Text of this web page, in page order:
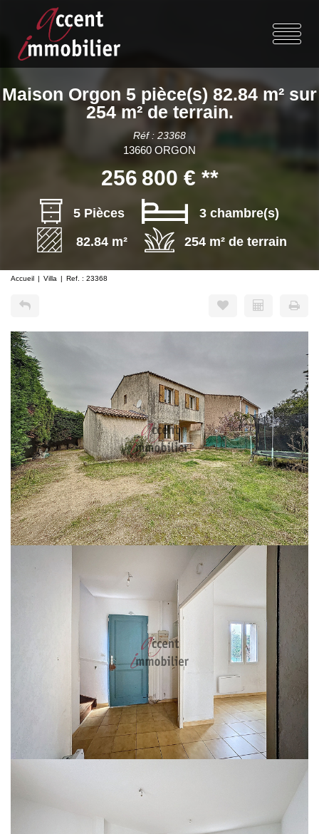
Maison Orgon 5 pièce(s) 82.84 m² sur
254 m² de terrain.
Réf : 23368
13660 ORGON
256 800 € **
5 Pièces
3 chambre(s)
82.84 m²
254 m² de terrain
Accueil Villa Ref. : 23368
Orgon - Venez découvrir cette maison de lotissement élevée d'un étage sur
rez de chaussée, d'une surface de 82.84 m² , comprenant en rez de
chaussée hall d'entrée avec placard, séjour, cuisine séparée, toilette, et à
l'étage 3 chambres aux volumes intéressants, salle de bain, toilette séparé.
vis, quartier calme, pas de mitoyenneté. Prévoir quelques travaux.